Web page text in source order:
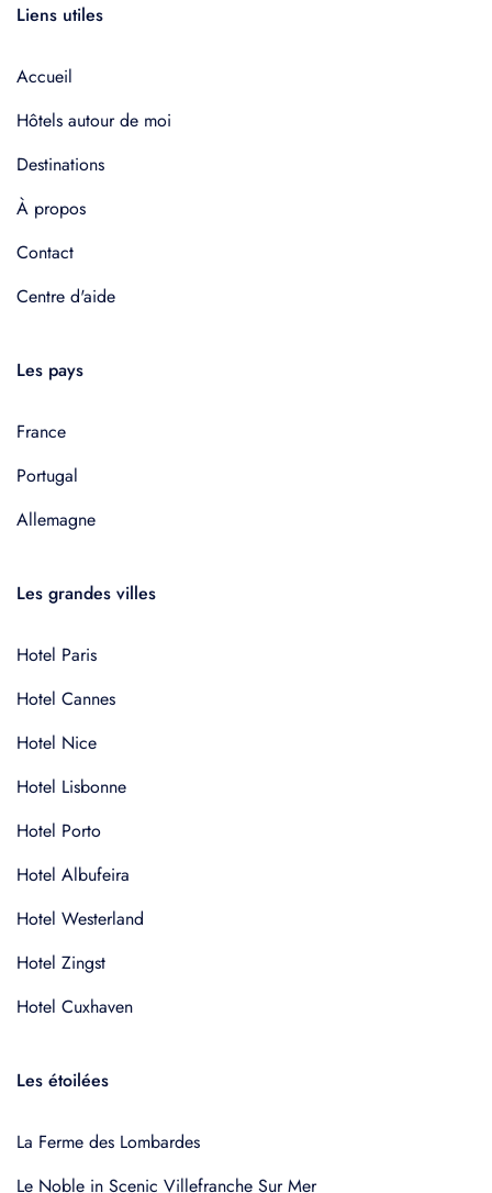
Liens utiles
Accueil
Hôtels autour de moi
Destinations
À propos
Contact
Centre d'aide
Les pays
France
Portugal
Allemagne
Les grandes villes
Hotel Paris
Hotel Cannes
Hotel Nice
Hotel Lisbonne
Hotel Porto
Hotel Albufeira
Hotel Westerland
Hotel Zingst
Hotel Cuxhaven
Les étoilées
La Ferme des Lombardes
Le Noble in Scenic Villefranche Sur Mer